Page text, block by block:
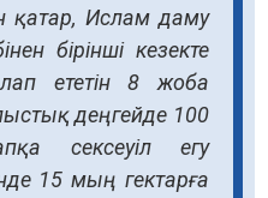
Ислам даму
бірінші кезекте
ететін 8 жоба
деңгейде 100
сексеуіл егу
15 мың гектарға